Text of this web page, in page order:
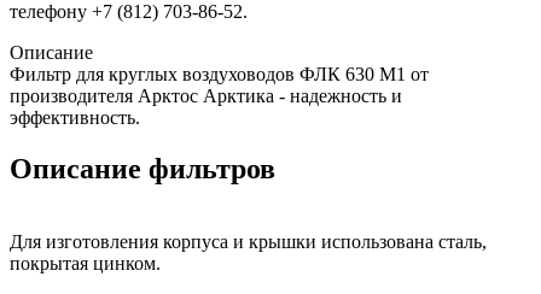
телефону +7 (812) 703-86-52.
Описание
Фильтр для круглых воздуховодов ФЛК 630 М1 от
производителя Арктос Арктика - надежность и
эффективность.
Описание фильтров
Для изготовления корпуса и крышки использована сталь,
покрытая цинком.